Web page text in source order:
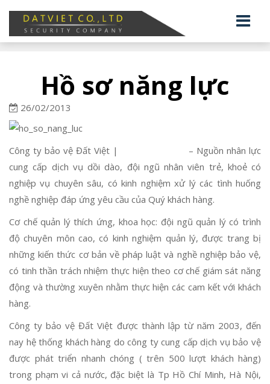
Hồ sơ năng lực
26/02/2013
Công ty bảo vệ Đất Việt |
– Nguồn nhân lực
cung cấp dịch vụ dồi dào, đội ngũ nhân viên trẻ, khoẻ có
nghiệp vụ chuyên sâu, có kinh nghiệm xử lý các tình huống
nghề nghiệp đáp ứng yêu cầu của Quý khách hàng.
Cơ chế quản lý thích ứng, khoa học: đội ngũ quản lý có trình
độ chuyên môn cao, có kinh nghiệm quản lý, được trang bị
những kiến thức cơ bản về pháp luật và nghề nghiệp bảo vệ,
có tinh thần trách nhiệm thực hiện theo cơ chế giám sát năng
động và thường xuyên nhằm thực hiện các cam kết với khách
hàng.
Công ty bảo vệ Đất Việt được thành lập từ năm 2003, đến
nay hệ thống khách hàng do công ty cung cấp dịch vụ bảo vệ
được phát triển nhanh chóng ( trên 500 lượt khách hàng)
trong phạm vi cả nước, đặc biệt là Tp Hồ Chí Minh, Hà Nội,